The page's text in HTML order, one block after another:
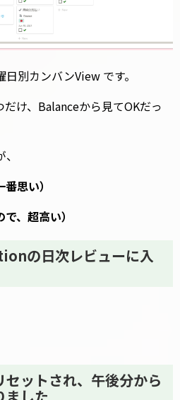
別カンバンView です。
け、Balanceから見てOKだっ
思い）
、超高い）
の日次レビューに入
セットされ、午後分から